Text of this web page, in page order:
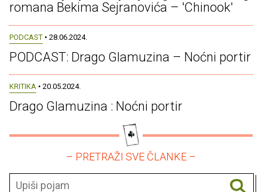
romana Bekima Sejranovića – 'Chinook'
PODCAST • 28.06.2024.
PODCAST: Drago Glamuzina – Noćni portir
KRITIKA • 20.05.2024.
Drago Glamuzina : Noćni portir
– PRETRAŽI SVE ČLANKE –